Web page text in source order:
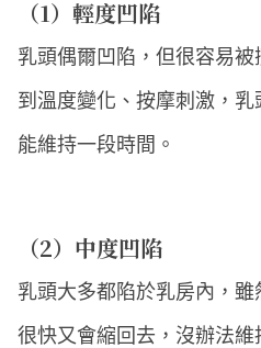
（1）輕度凹陷
乳頭偶爾凹陷，但很容易
到溫度變化、按摩刺激，乳
能維持一段時間。
（2）中度凹陷
乳頭大多都陷於乳房內，
很快又會縮回去，沒辦法維